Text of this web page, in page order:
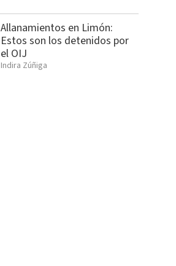
Allanamientos en Limón:
Estos son los detenidos por
el OIJ
Indira Zúñiga